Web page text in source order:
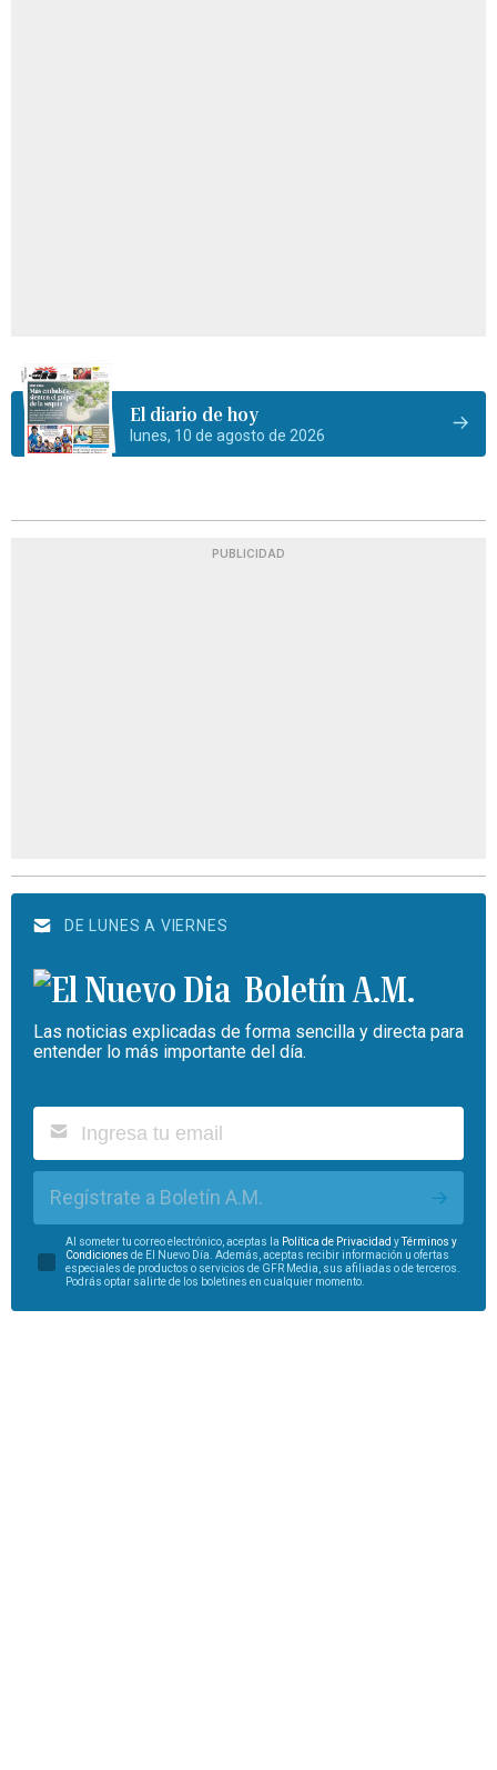
El diario de hoy
lunes, 10 de agosto de 2026
PUBLICIDAD
DE LUNES A VIERNES
Boletín A.M.
Las noticias explicadas de forma sencilla y directa para
entender lo más importante del día.
Regístrate a Boletín A.M.
Al someter tu correo electrónico, aceptas la Política de Privacidad yTérminos y
Condiciones de El Nuevo Día. Además, aceptas recibir información u ofertas
especiales de productos o servicios de GFR Media, sus afiliadas o de terceros.
Podrás optar salirte de los boletines en cualquier momento.